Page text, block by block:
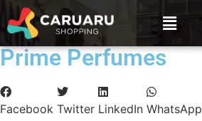
Prime Perfumes
Facebook Twitter LinkedIn WhatsApp